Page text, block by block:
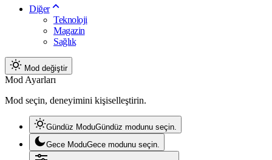
Diğer
Teknoloji
Magazin
Sağlık
Mod değiştir
Mod Ayarları
Mod seçin, deneyimini kişiselleştirin.
Gündüz ModuGündüz modunu seçin.
Gece ModuGece modunu seçin.